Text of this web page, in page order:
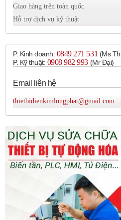
Van điện từ Festo
tính năng nổi bật, phù
các nhà máy sản xuất, hệ
chuyền đóng gói, xử lý
trong khuôn xưởng. Một
đến bao gồm:
Giao hàng trên toàn quốc
Hỗ trợ dịch vụ kỹ thuật
P. Kinh doanh: 0849 271 531 (Ms
P. Kỹ thuật: 0908 982 993​ (Mr Đại)
Email liên hệ
thietbidienkimlongphat@gmail.com